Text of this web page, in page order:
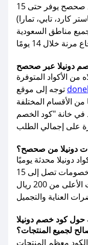
كارد، تابي، تمارا)
مناطق السعودية
خلال 14 يومًا
دونيلا عبر صحصح
الأكواد المتوفرة
من الأقسام المختلفة
على إجمالي الطلب
دونيلا من صحصح؟
دونيلا محدثة يوميًا
من 200 ريال
العناية والتجميل
حول كود خصم دونيلا
لجميع المنتجات؟